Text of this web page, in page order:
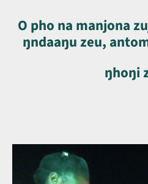
O pho na manjona
ŋndaaŋu zeu,
ŋhoŋi